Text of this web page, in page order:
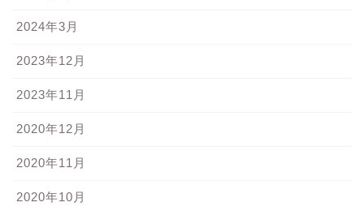
2024年3月
2023年12月
2023年11月
2020年12月
2020年11月
2020年10月